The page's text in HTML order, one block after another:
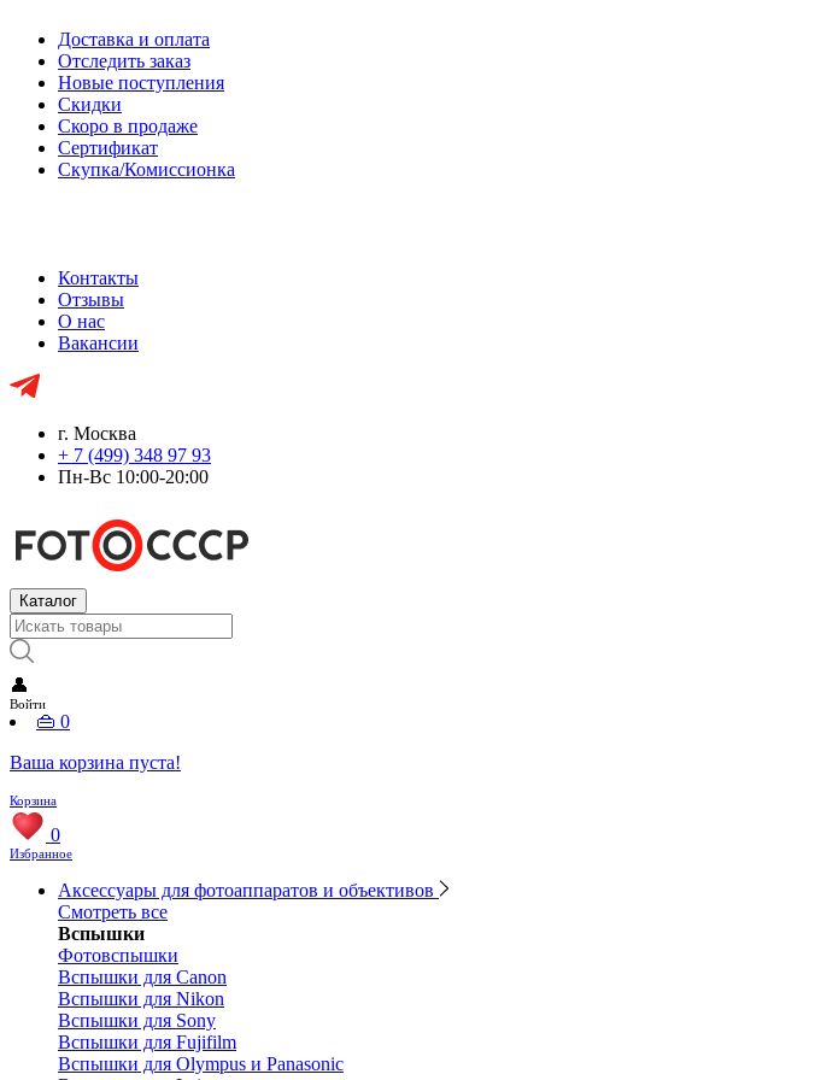
Доставка и оплата
Отследить заказ
Новые поступления
Скидки
Скоро в продаже
Сертификат
Скупка/Комиссионка
Контакты
Отзывы
О нас
Вакансии
г. Москва
+ 7 (499) 348 97 93
Пн-Вс 10:00-20:00
Каталог
👤
Войти
👜 0
Ваша корзина пуста!
Корзина
0
Избранное
Аксессуары для фотоаппаратов и объективов
Смотреть все
Вспышки
Фотовспышки
Вспышки для Canon
Вспышки для Nikon
Вспышки для Sony
Вспышки для Fujifilm
Вспышки для Olympus и Panasonic